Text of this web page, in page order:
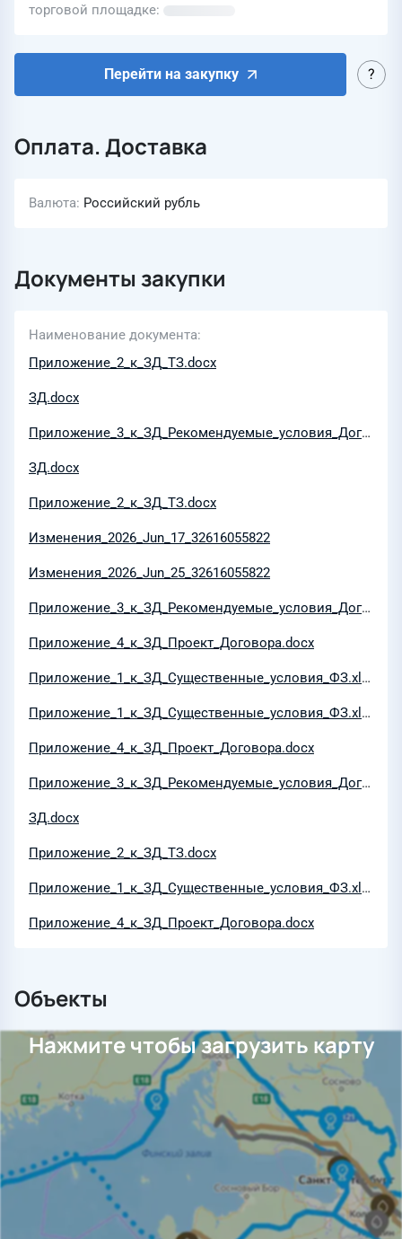
торговой площадке
Перейти на закупку
Оплата. Доставка
Валюта Российский рубль
Документы закупки
Наименование документа
Приложение_2_к_ЗД_ТЗ.docx
ЗД.docx
Приложение_3_к_ЗД_Рекомендуемые_условия_Договора.docx
ЗД.docx
Приложение_2_к_ЗД_ТЗ.docx
Изменения_2026_Jun_17_32616055822
Изменения_2026_Jun_25_32616055822
Приложение_3_к_ЗД_Рекомендуемые_условия_Договора.docx
Приложение_4_к_ЗД_Проект_Договора.docx
Приложение_1_к_ЗД_Существенные_условия_ФЗ.xlsx
Приложение_1_к_ЗД_Существенные_условия_ФЗ.xlsx
Приложение_4_к_ЗД_Проект_Договора.docx
Приложение_3_к_ЗД_Рекомендуемые_условия_Договора.docx
ЗД.docx
Приложение_2_к_ЗД_ТЗ.docx
Приложение_1_к_ЗД_Существенные_условия_ФЗ.xlsx
Приложение_4_к_ЗД_Проект_Договора.docx
Объекты
Нажмите чтобы загрузить карту